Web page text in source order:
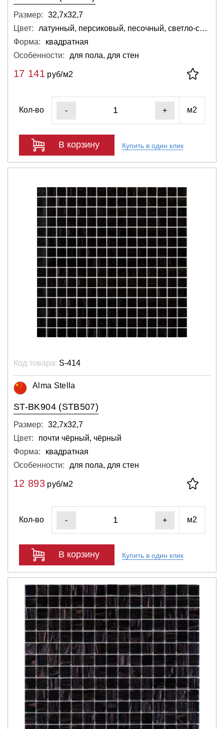
Размер:
32,7х32,7
Цвет:
латунный, персиковый, песочный, светло-серый, бронзовый
Форма:
квадратная
Особенности:
для пола, для стен
17 141 руб/м2
Кол-во - + м2
В корзину Купить в один клик
Код товара: S-414
Alma Stella
ST-BK904 (STB507)
Размер:
32,7х32,7
Цвет:
почти чёрный, чёрный
Форма:
квадратная
Особенности:
для пола, для стен
12 893руб/м2
Кол-во - + м2
В корзину Купить в один клик